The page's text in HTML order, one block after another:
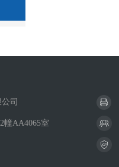
司
幢AA4065室